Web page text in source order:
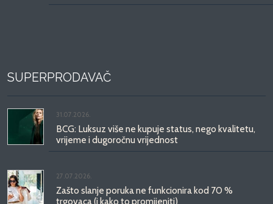
SUPERPRODAVAČ
31.07.2026.
BCG: Luksuz više ne kupuje status, nego kvalitetu,
vrijeme i dugoročnu vrijednost
27.07.2026.
Zašto slanje poruka ne funkcionira kod 70 %
trgovaca (i kako to promijeniti)